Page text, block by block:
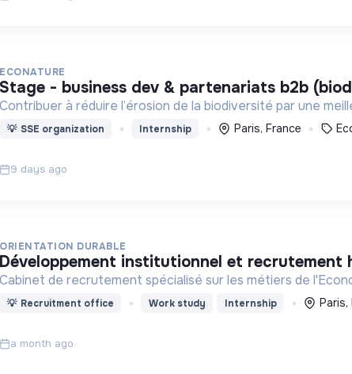
ECONATURE
stage - business dev & partenariats b2b
Contribuer à réduire l’érosion de la biodiversité par une
💡 SSE organization Internship Paris, France
9 days ago
ORIENTATION DURABLE
développement institutionnel et
Cabinet de recrutement spécialisé sur les métiers de
💡 Recruitment office Work study Internship Paris,
a month ago